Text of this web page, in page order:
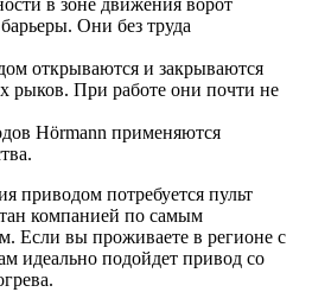
в зоне движения ворот
Они без труда
открываются и закрываются
рыков. При работе они почти не
Hörmann применяются
приводом потребуется пульт
компанией по самым
Если вы проживаете в регионе с
идеально подойдет привод со